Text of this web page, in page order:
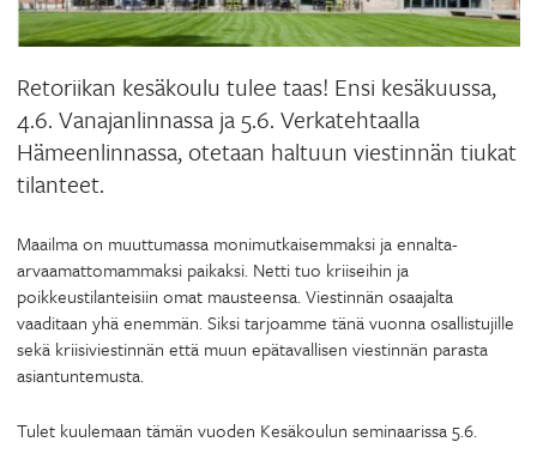
Retoriikan kesäkoulu tulee taas! Ensi kesäkuussa,
4.6. Vanajanlinnassa ja 5.6. Verkatehtaalla
Hämeenlinnassa, otetaan haltuun viestinnän tiukat
tilanteet.
Maailma on muuttumassa monimutkaisemmaksi ja ennalta-
arvaamattomammaksi paikaksi. Netti tuo kriiseihin ja
poikkeustilanteisiin omat mausteensa. Viestinnän osaajalta
vaaditaan yhä enemmän. Siksi tarjoamme tänä vuonna osallistujille
sekä kriisiviestinnän että muun epätavallisen viestinnän parasta
asiantuntemusta.
Tulet kuulemaan tämän vuoden Kesäkoulun seminaarissa 5.6.